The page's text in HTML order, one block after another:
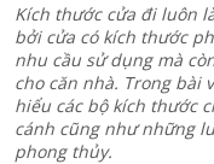
Kích thước cửa đi luôn
bởi cửa có kích thước
nhu cầu sử dụng mà
cho căn nhà. Trong bài
hiểu các bộ kích thước
cánh cũng như những
phong thủy.